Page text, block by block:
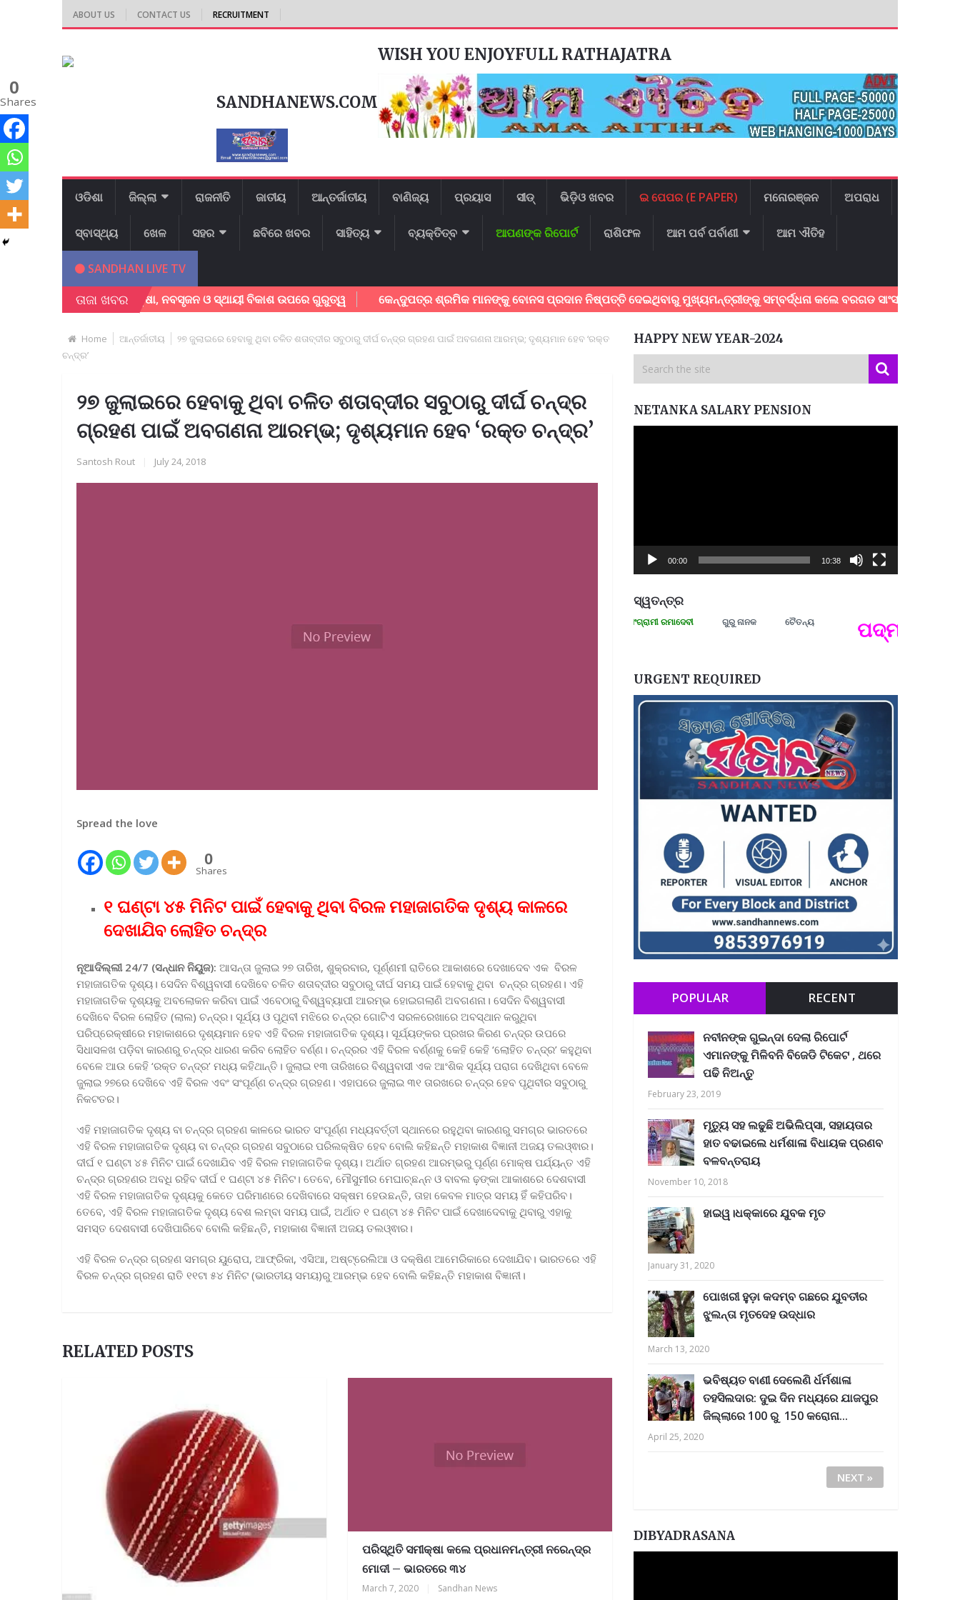
ABOUT US CONTACT US RECRUITMENT
WISH YOU ENJOYFULL RATHAJATRA
SANDHANEWS.COM
ଓଡିଶା ଜିଲ୍ଲା ରାଜନୀତି ଜାତୀୟ ଆନ୍ତର୍ଜାତୀୟ ବାଣିଜ୍ୟ ପ୍ରୟାସ ସୀଡ୍ ଭିଡ଼ିଓ ଖବର ଇ ପେପର (E PAPER) ମନୋରଞ୍ଜନ ଅପରାଧ
ସ୍ବାସ୍ଥ୍ୟ ଖେଳ ସହର ଛବିରେ ଖବର ସାହିତ୍ୟ ବ୍ୟକ୍ତିତ୍ବ ଆପଣଙ୍କ ରିପୋର୍ଟ ରାଶିଫଳ ଆମ ପର୍ବ ପର୍ବାଣୀ ଆମ ଐତିହ
SANDHAN LIVE TV
ତାଜା ଖବର
ଅନୁଷ୍ଠିତ; ଶିକ୍ଷା, ନବସୃଜନ ଓ ସ୍ଥାୟୀ ବିକାଶ ଉପରେ ଗୁରୁତ୍ୱ କେନ୍ଦୁପତ୍ର ଶ୍ରମିକ ମାନଙ୍କୁ ବୋନସ ପ୍ରଦାନ ନିଷ୍ପତ୍ତି ଦେଇଥିବାରୁ ମୁଖ୍ୟମନ୍ତ୍ରୀଙ୍କୁ ସମ୍ବର୍ଦ୍ଧନା କଲେ ବରଗଡ ସାଂସଦ:୩ଟି ପ୍ରମୁଖ ଦାବୀ
Home ଆନ୍ତର୍ଜାତୀୟ
୨୭ ଜୁଲାଇରେ ହେବାକୁ ଥିବା ଚଳିତ ଶତାବ୍ଦୀର ସବୁଠାରୁ ଦୀର୍ଘ ଚନ୍ଦ୍ର ଗ୍ରହଣ ପାଇଁ ଅବଗଣନା ଆରମ୍ଭ; ଦୃଶ୍ୟମାନ ହେବ ‘ରକ୍ତ
ଚନ୍ଦ୍ର’
୨୭ ଜୁଲାଇରେ ହେବାକୁ ଥିବା ଚଳିତ ଶତାବ୍ଦୀର ସବୁଠାରୁ ଦୀର୍ଘ ଚନ୍ଦ୍ର
ଗ୍ରହଣ ପାଇଁ ଅବଗଣନା ଆରମ୍ଭ; ଦୃଶ୍ୟମାନ ହେବ ‘ରକ୍ତ ଚନ୍ଦ୍ର’
Santosh Rout July 24, 2018
Spread the love
0
Shares
୧ ଘଣ୍ଟା ୪୫ ମିନିଟ ପାଇଁ ହେବାକୁ ଥିବା ବିରଳ ମହାଜାଗତିକ ଦୃଶ୍ୟ କାଳରେ
ଦେଖାଯିବ ଲୋହିତ ଚନ୍ଦ୍ର
ନୂଆଦିଲ୍ଲୀ 24/7 (ସନ୍ଧାନ ନିୟୁଜ): ଆସନ୍ତା ଜୁଲାଇ ୨୭ ତାରିଖ, ଶୁକ୍ରବାର, ପୂର୍ଣ୍ଣମୀ ରାତିରେ ଆକାଶରେ ଦେଖାଦେବ ଏକ ବିରଳ
ମହାଜାଗତିକ ଦୃଶ୍ୟ। ସେଦିନ ବିଶ୍ୱବାସୀ ଦେଖିବେ ଚଳିତ ଶତାବ୍ଦୀର ସବୁଠାରୁ ଦୀର୍ଘ ସମୟ ପାଇଁ ହେବାକୁ ଥିବା ଚନ୍ଦ୍ର ଗ୍ରହଣ। ଏହି
ମହାଜାଗତିକ ଦୃଶ୍ୟକୁ ଅବଲୋକନ କରିବା ପାଇଁ ଏବେଠାରୁ ବିଶ୍ୱବ୍ୟାପୀ ଆରମ୍ଭ ହୋଇଗଲାଣି ଅବଗଣନା। ସେଦିନ ବିଶ୍ୱବାସୀ
ଦେଖିବେ ବିରଳ ଲୋହିତ (ଲାଲ) ଚନ୍ଦ୍ର। ସୂର୍ଯ୍ୟ ଓ ପୃଥିବୀ ମଝିରେ ଚନ୍ଦ୍ର ଗୋଟିଏ ସରଳରେଖାରେ ଅବସ୍ଥାନ କରୁଥିବା
ପରିପ୍ରେକ୍ଷୀରେ ମହାକାଶରେ ଦୃଶ୍ୟମାନ ହେବ ଏହି ବିରଳ ମହାଜାଗତିକ ଦୃଶ୍ୟ। ସୂର୍ଯ୍ୟଙ୍କର ପ୍ରଖର କିରଣ ଚନ୍ଦ୍ର ଉପରେ
ସିଧାସଳଖ ପଡ଼ିବା କାରଣରୁ ଚନ୍ଦ୍ର ଧାରଣ କରିବ ଲୋହିତ ବର୍ଣ୍ଣ। ଚନ୍ଦ୍ରର ଏହି ବିରଳ ବର୍ଣ୍ଣକୁ କେହି କେହି ‘ଲୋହିତ ଚନ୍ଦ୍ର’ କହୁଥିବା
ବେଳେ ଆଉ କେହି ‘ରକ୍ତ ଚନ୍ଦ୍ର’ ମଧ୍ୟ କହିଥାନ୍ତି। ଜୁଲାଇ ୧୩ ତାରିଖରେ ବିଶ୍ୱବାସୀ ଏକ ଆଂଶିକ ସୂର୍ଯ୍ୟ ପରାଗ ଦେଖିଥିବା ବେଳେ
ଜୁଲାଇ ୨୭ରେ ଦେଖିବେ ଏହି ବିରଳ ଏବଂ ସଂପୂର୍ଣ୍ଣ ଚନ୍ଦ୍ର ଗ୍ରହଣ। ଏହାପରେ ଜୁଲାଇ ୩୧ ତାରଖରେ ଚନ୍ଦ୍ର ହେବ ପୃଥିବୀର ସବୁଠାରୁ
ନିକଟତର।
ଏହି ମହାଜାଗତିକ ଦୃଶ୍ୟ ବା ଚନ୍ଦ୍ର ଗ୍ରହଣ କାଳରେ ଭାରତ ସଂପୂର୍ଣ୍ଣ ମଧ୍ୟବର୍ତ୍ତୀ ସ୍ଥାନରେ ରହୁଥିବା କାରଣରୁ ସମଗ୍ର ଭାରତରେ
ଏହି ବିରଳ ମହାଜାଗତିକ ଦୃଶ୍ୟ ବା ଚନ୍ଦ୍ର ଗ୍ରହଣ ସବୁଠାରେ ପରିଲକ୍ଷିତ ହେବ ବୋଲି କହିଛନ୍ତି ମହାକାଶ ବିଜ୍ଞାନୀ ଅଜୟ ତଲଓ୍ଵାର।
ଦୀର୍ଘ ୧ ଘଣ୍ଟା ୪୫ ମିନିଟ ପାଇଁ ଦେଖାଯିବ ଏହି ବିରଳ ମହାଜାଗତିକ ଦୃଶ୍ୟ। ଅର୍ଥାତ ଗ୍ରହଣ ଆରମ୍ଭରୁ ପୂର୍ଣ୍ଣ ମୋକ୍ଷ ପର୍ଯ୍ୟନ୍ତ ଏହି
ଚନ୍ଦ୍ର ଗ୍ରହଣର ଅବଧି ରହିବ ଦୀର୍ଘ ୧ ଘଣ୍ଟା ୪୫ ମିନିଟ। ତେବେ, ମୌସୁମୀର ମେଘାଚ୍ଛନ୍ନ ଓ ବାବଲ ଢ଼ଙ୍କା ଆକାଶରେ ଦେଶବାସୀ
ଏହି ବିରଳ ମହାଜାଗତିକ ଦୃଶ୍ୟକୁ କେତେ ପରିମାଣରେ ଦେଖିବାରେ ସକ୍ଷମ ହେଉଛନ୍ତି, ତାହା କେବଳ ମାତ୍ର ସମୟ ହିଁ କହିପରିବ।
ତେବେ, ଏହି ବିରଳ ମହାଜାଗତିକ ଦୃଶ୍ୟ ବେଶ ଲମ୍ବା ସମୟ ପାଇଁ, ଅର୍ଥାତ ୧ ଘଣ୍ଟା ୪୫ ମିନିଟ ପାଇଁ ଦେଖାଦେବାକୁ ଥିବାରୁ ଏହାକୁ
ସମସ୍ତ ଦେଶବାସୀ ଦେଖିପାରିବେ ବୋଲି କହିଛନ୍ତି, ମହାକାଶ ବିଜ୍ଞାନୀ ଅଜୟ ତଲଓ୍ଵାର।
ଏହି ବିରଳ ଚନ୍ଦ୍ର ଗ୍ରହଣ ସମଗ୍ର ୟୁରୋପ, ଆଫ୍ରିକା, ଏସିଆ, ଅଷ୍ଟ୍ରେଲିଆ ଓ ଦକ୍ଷିଣ ଆମେରିକାରେ ଦେଖାଯିବ। ଭାରତରେ ଏହି
ବିରଳ ଚନ୍ଦ୍ର ଗ୍ରହଣ ରାତି ୧୧ଟା ୫୪ ମିନିଟ (ଭାରତୀୟ ସମୟ)ରୁ ଆରମ୍ଭ ହେବ ବୋଲି କହିଛନ୍ତି ମହାକାଶ ବିଜ୍ଞାନୀ।
0
Shares
RELATED POSTS
ପରିସ୍ଥିତି ସମୀକ୍ଷା କଲେ ପ୍ରଧାନମନ୍ତ୍ରୀ ନରେନ୍ଦ୍ର
ମୋଦୀ – ଭାରତରେ ୩୪
March 7, 2020 Sandhan News
HAPPY NEW YEAR-2024
NETANKA SALARY PENSION
00:00 10:38
ସ୍ୱତନ୍ତ୍ର
ମନେ ପଡନ୍ତି: ସ୍ୱାଧୀନତା ସଂଗ୍ରାମୀ ରମାଦେବୀ ଗୁରୁ ନାନକ ଚୈତନ୍ୟ ପଦ୍ମଶ୍ରୀ
URGENT REQUIRED
POPULAR RECENT
ନବୀନଙ୍କ ଗୁଇନ୍ଦା ଦେଲା ରିପୋର୍ଟ
ଏମାନଙ୍କୁ ମିଳିବନି ବିଜେଡି ଟିକେଟ , ଥରେ
ପଢି ନିଅନ୍ତୁ
February 23, 2019
ମୃତ୍ୟୁ ସହ ଲଢୁଛି ଅଭିଲିପ୍ସା, ସହାୟତାର
ହାତ ବଢାଇଲେ ଧର୍ମଶାଳା ବିଧାୟକ ପ୍ରଣବ
ବଳବନ୍ତରାୟ
November 10, 2018
ହାଇୱ।ଧକ୍କାରେ ଯୁବକ ମୃତ
January 31, 2020
ପୋଖରୀ ହୁଡ଼ା କଦମ୍ବ ଗଛରେ ଯୁବତୀର
ଝୁଲନ୍ତା ମୃତଦେହ ଉଦ୍ଧାର
March 13, 2020
ଭବିଷ୍ୟତ ବାଣୀ ଦେଲେଣି ର୍ଧର୍ମଶାଳା
ତହସିଲଦାର: ଦୁଇ ଦିନ ମଧ୍ୟରେ ଯାଜପୁର
ଜିଲ୍ଲାରେ 100 ରୁ 150 କରୋନା...
April 25, 2020
NEXT »
DIBYADRASANA